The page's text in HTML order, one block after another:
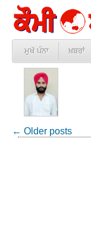
ਮੁਖੱ ਪੰਨਾ ਖ਼ਬਰਾਂ
← Older posts